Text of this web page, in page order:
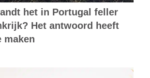
het in Portugal feller
Het antwoord heeft
maken